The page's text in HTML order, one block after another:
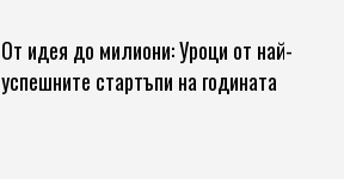
От идея до милиони: Уроци от най-
успешните стартъпи на годината